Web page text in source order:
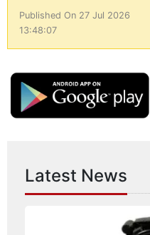
Published On 27 Jul 2026
13:48:07
Latest News